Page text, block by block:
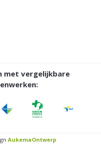
met vergelijkbare
AukemaOntwerp